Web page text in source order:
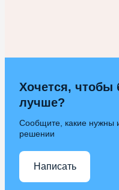
Хочется, чтобы
лучше?
Сообщите, какие нужны
решении
Написать